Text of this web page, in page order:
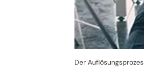
Der